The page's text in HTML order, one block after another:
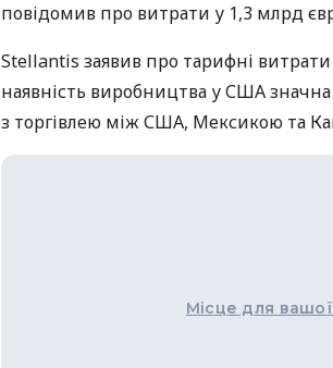
повідомив про витрати у 1,3 млрд
Stellantis заявив про тарифні
наявність виробництва у США
з торгівлею між США, Мексикою та
Місце для